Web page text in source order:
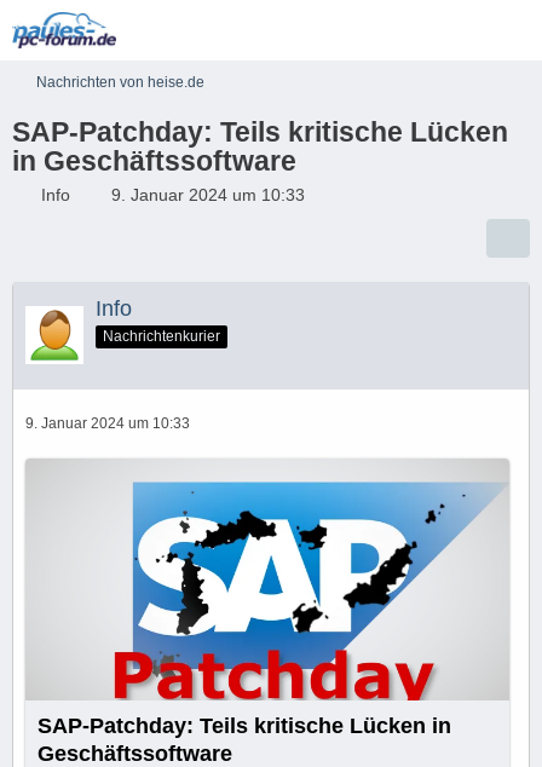
Nachrichten von heise.de
SAP-Patchday: Teils kritische Lücken
in Geschäftssoftware
Info 9. Januar 2024 um 10:33
Info
Nachrichtenkurier
9. Januar 2024 um 10:33
SAP-Patchday: Teils kritische Lücken in
Geschäftssoftware